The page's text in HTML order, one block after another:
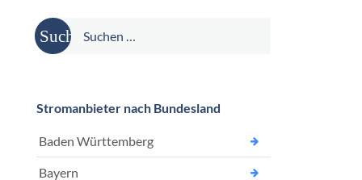
Suche
nach:
Stromanbieter nach Bundesland
Baden Württemberg
Bayern